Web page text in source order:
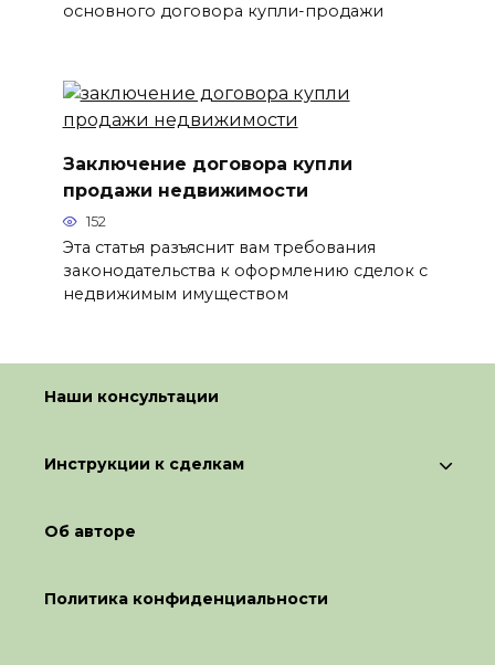
основного договора купли-продажи
Заключение договора купли
продажи недвижимости
152
Эта статья разъяснит вам требования
законодательства к оформлению сделок с
недвижимым имуществом
Наши консультации
Инструкции к сделкам
Об авторе
Политика конфиденциальности